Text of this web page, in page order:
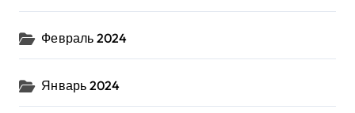
Февраль 2024
Январь 2024